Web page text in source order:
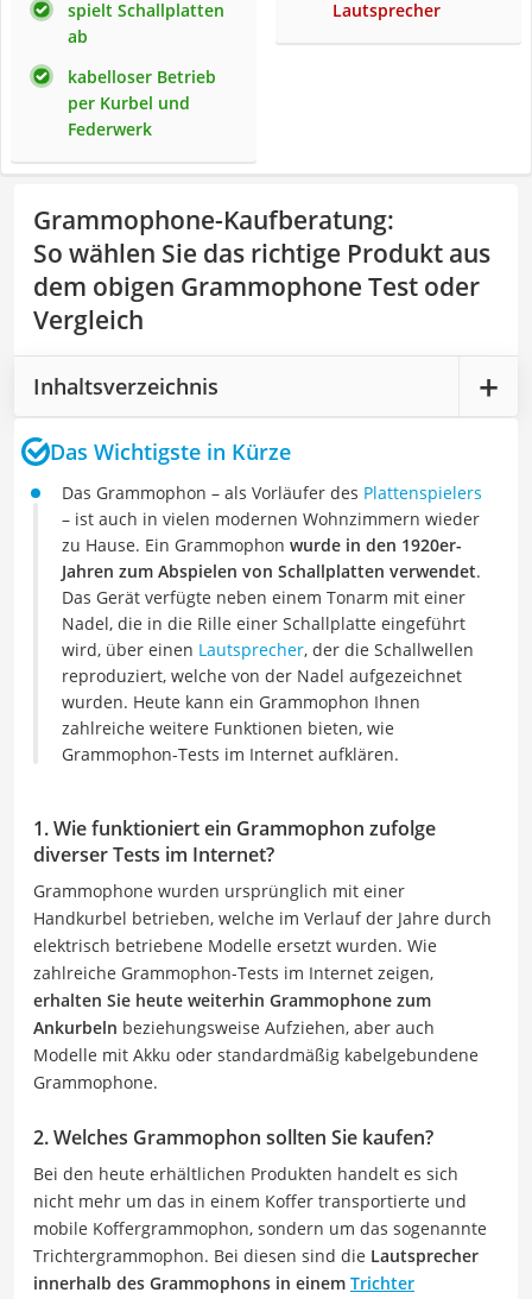
spielt Schallplatten
ab
kabelloser Betrieb
per Kurbel und
Federwerk
Lautsprecher
Grammophone-Kaufberatung:
So wählen Sie das richtige Produkt aus
dem obigen Grammophone Test oder
Vergleich
Inhaltsverzeichnis
Das Wichtigste in Kürze
Das Grammophon – als Vorläufer des Plattenspielers
– ist auch in vielen modernen Wohnzimmern wieder
zu Hause. Ein Grammophon wurde in den 1920er-
Jahren zum Abspielen von Schallplatten verwendet.
Das Gerät verfügte neben einem Tonarm mit einer
Nadel, die in die Rille einer Schallplatte eingeführt
wird, über einen Lautsprecher, der die Schallwellen
reproduziert, welche von der Nadel aufgezeichnet
wurden. Heute kann ein Grammophon Ihnen
zahlreiche weitere Funktionen bieten, wie
Grammophon-Tests im Internet aufklären.
1. Wie funktioniert ein Grammophon zufolge
diverser Tests im Internet?
Grammophone wurden ursprünglich mit einer
Handkurbel betrieben, welche im Verlauf der Jahre durch
elektrisch betriebene Modelle ersetzt wurden. Wie
zahlreiche Grammophon-Tests im Internet zeigen,
erhalten Sie heute weiterhin Grammophone zum
Ankurbeln beziehungsweise Aufziehen, aber auch
Modelle mit Akku oder standardmäßig kabelgebundene
Grammophone.
2. Welches Grammophon sollten Sie kaufen?
Bei den heute erhältlichen Produkten handelt es sich
nicht mehr um das in einem Koffer transportierte und
mobile Koffergrammophon, sondern um das sogenannte
Trichtergrammophon. Bei diesen sind die Lautsprecher
innerhalb des Grammophons in einem Trichter